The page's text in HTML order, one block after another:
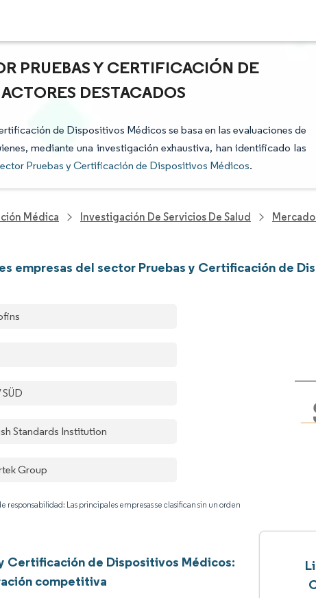
PRUEBAS Y CERTIFICACIÓN DE
DESTACADOS
de Dispositivos Médicos se basa en las evaluaciones de
mediante una investigación exhaustiva, han identificado las
Pruebas y Certificación de Dispositivos Médicos.
Médica Investigación De Servicios De Salud
empresas del sector Pruebas y Certificación de
SÜD
Standards Institution
Group
responsabilidad: Las principales empresas se clasifican sin un orden
Certificación de Dispositivos Médicos:
competitiva